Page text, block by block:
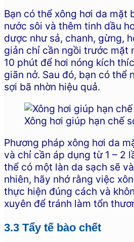
Bạn có thể xông hơi da mặt
nước sôi và thêm tinh dầu
dược như sả, chanh, gừng,
giản chỉ cần ngồi trước mặt
10 phút để hơi nóng kích
giãn nở. Sau đó, bạn có thể
sợi bã nhờn hiệu quả.
Xông hơi giúp hạn chế
Phương pháp xông hơi da
và chỉ cần áp dụng từ 1 – 2
thể có một làn da sạch sẽ
nhiên, hãy nhớ rằng việc
thực hiện đúng cách và
xuyên để tránh làm tổn
3.3 Tẩy tế bào chết